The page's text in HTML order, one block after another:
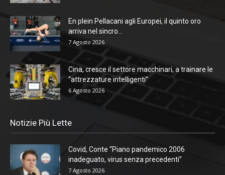
En plein Pellacani agli Europei, il quinto oro
arriva nel sincro...
7 Agosto 2026
Cina, cresce il settore macchinari, a trainare le
“attrezzature intelligenti”
6 Agosto 2026
Notizie Più Lette
Covid, Conte “Piano pandemico 2006
inadeguato, virus senza precedenti”
7 Agosto 2026